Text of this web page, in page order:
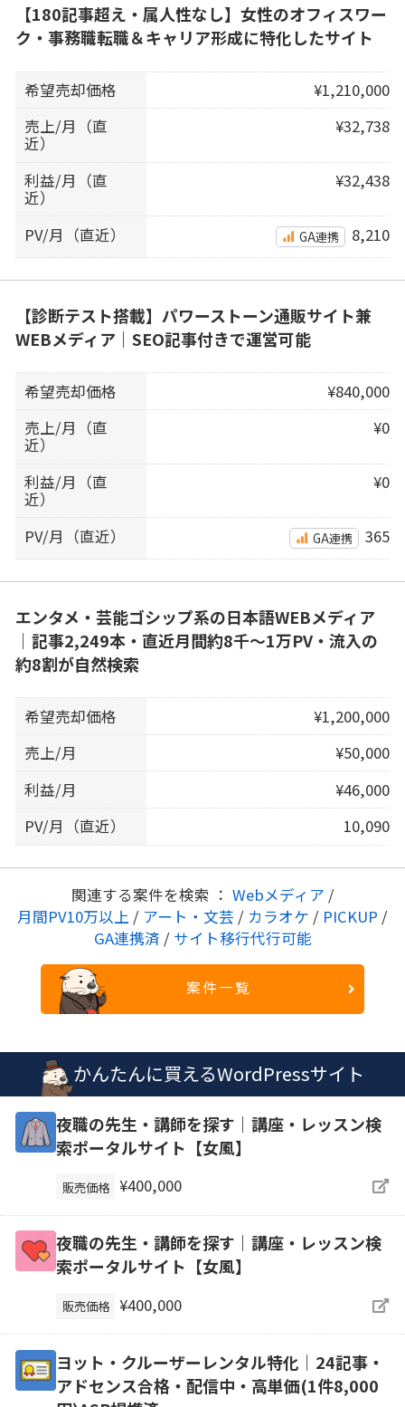
【180記事超え・属人性なし】女性のオフィスワー
ク・事務職転職＆キャリア形成に特化したサイト
希望売却価格
¥1,210,000
売上/月（直
近）
¥32,738
利益/月（直
近）
¥32,438
PV/月（直近） GA連携 8,210
【診断テスト搭載】パワーストーン通販サイト兼
WEBメディア｜SEO記事付きで運営可能
希望売却価格
¥840,000
売上/月（直
近）
¥0
利益/月（直
近）
¥0
PV/月（直近） GA連携 365
エンタメ・芸能ゴシップ系の日本語WEBメディア
｜記事2,249本・直近月間約8千〜1万PV・流入の
約8割が自然検索
希望売却価格
¥1,200,000
売上/月
¥50,000
利益/月
¥46,000
PV/月（直近）
10,090
関連する案件を検索 ： Webメディア /
月間PV10万以上 / アート・文芸 / カラオケ / PICKUP /
GA連携済 / サイト移行代行可能
案件一覧
かんたんに買えるWordPressサイト
夜職の先生・講師を探す｜講座・レッスン検
索ポータルサイト【女風】
販売価格 ¥400,000
夜職の先生・講師を探す｜講座・レッスン検
索ポータルサイト【女風】
販売価格 ¥400,000
ヨット・クルーザーレンタル特化｜24記事・
アドセンス合格・配信中・高単価(1件8,000